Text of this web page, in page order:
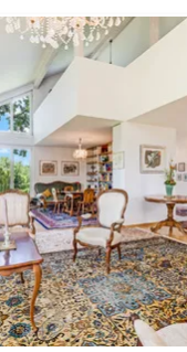
constitue le cœur de
directement à la
soin – un lieu idéal
et se reposer. Le grenier
supplémentaire et
pour un bureau à
à la qualité de sa
la possibilité de
individuelles et de
vos propres goûts. Les